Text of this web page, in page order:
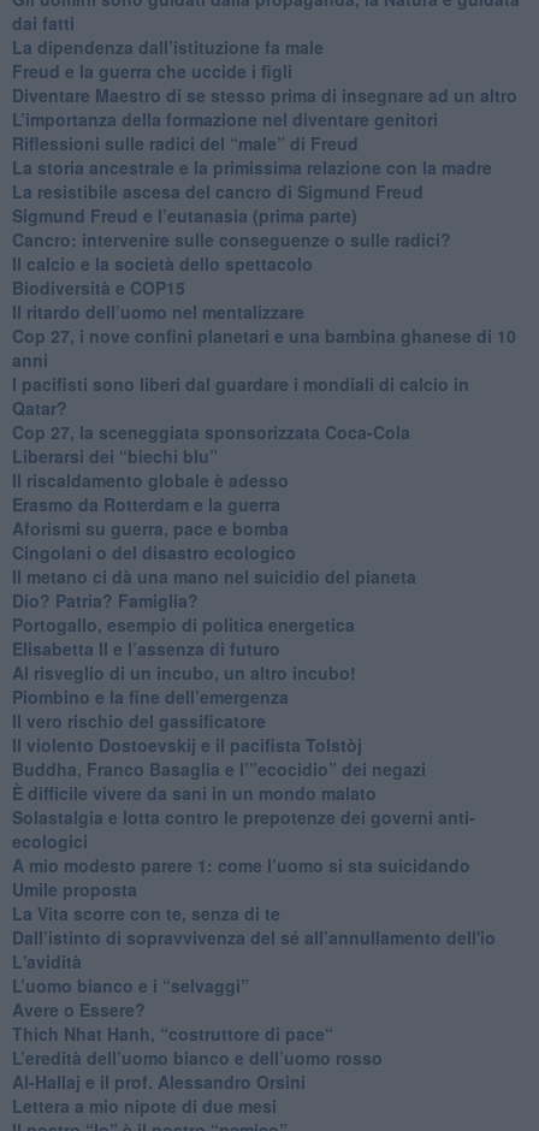
dai fatti
La dipendenza dall’istituzione fa male
​Freud e la guerra che uccide i figli
​Diventare Maestro di se stesso prima di insegnare ad un altro
L’importanza della formazione nel diventare genitori
Riflessioni sulle radici del “male” di Freud
​La storia ancestrale e la primissima relazione con la madre
​La resistibile ascesa del cancro di Sigmund Freud
Sigmund Freud e l’eutanasia (prima parte)
Cancro: intervenire sulle conseguenze o sulle radici?
​Il calcio e la società dello spettacolo
Biodiversità e COP15
​Il ritardo dell’uomo nel mentalizzare
​Cop 27, i nove confini planetari e una bambina ghanese di 10
anni
​I pacifisti sono liberi dal guardare i mondiali di calcio in
Qatar?
​Cop 27, la sceneggiata sponsorizzata Coca-Cola
​Liberarsi dei “biechi blu”
Il riscaldamento globale è adesso
​Erasmo da Rotterdam e la guerra
​Aforismi su guerra, pace e bomba
Cingolani o del disastro ecologico
​Il metano ci dà una mano nel suicidio del pianeta
​Dio? Patria? Famiglia?
Portogallo, esempio di politica energetica
​Elisabetta II e l’assenza di futuro
Al risveglio di un incubo, un altro incubo!
​Piombino e la fine dell’emergenza
​Il vero rischio del gassificatore
​Il violento Dostoevskij e il pacifista Tolstòj
​Buddha, Franco Basaglia e l’”ecocidio” dei negazi
​È difficile vivere da sani in un mondo malato
Solastalgia e lotta contro le prepotenze dei governi anti-
ecologici
​A mio modesto parere 1: come l’uomo si sta suicidando
​Umile proposta
​La Vita scorre con te, senza di te
​Dall’istinto di sopravvivenza del sé all’annullamento dell'io
L'avidità
​L’uomo bianco e i “selvaggi”
​Avere o Essere?
​Thich Nhat Hanh, “costruttore di pace“
​L’eredità dell’uomo bianco e dell’uomo rosso
Al-Hallaj e il prof. Alessandro Orsini
​Lettera a mio nipote di due mesi